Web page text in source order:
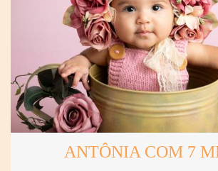
ANTÔNIA COM 7